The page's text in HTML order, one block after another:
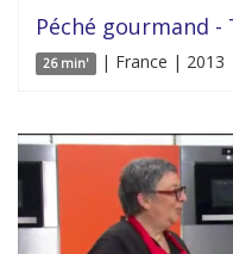
Péché gourmand
26 min' | France | 2013